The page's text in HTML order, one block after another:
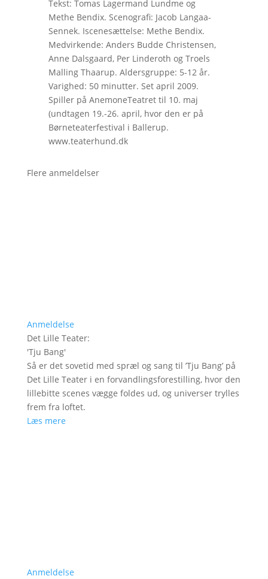
Tekst: Tomas Lagermand Lundme og
Methe Bendix. Scenografi: Jacob Langaa-
Sennek. Iscenesættelse: Methe Bendix.
Medvirkende: Anders Budde Christensen,
Anne Dalsgaard, Per Linderoth og Troels
Malling Thaarup. Aldersgruppe: 5-12 år.
Varighed: 50 minutter. Set april 2009.
Spiller på AnemoneTeatret til 10. maj
(undtagen 19.-26. april, hvor den er på
Børneteaterfestival i Ballerup.
www.teaterhund.dk
Flere anmeldelser
Anmeldelse
Det Lille Teater:
'Tju Bang'
Så er det sovetid med spræl og sang til ’Tju Bang’ på
Det Lille Teater i en forvandlingsforestilling, hvor den
lillebitte scenes vægge foldes ud, og universer trylles
frem fra loftet.
Læs mere
Anmeldelse